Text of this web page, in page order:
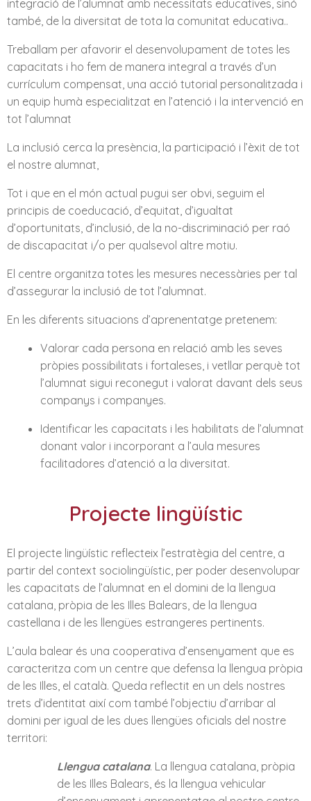
integració de l’alumnat amb necessitats educatives, sinó
també, de la diversitat de tota la comunitat educativa..
Treballam per afavorir el desenvolupament de totes les
capacitats i ho fem de manera integral a través d’un
currículum compensat, una acció tutorial personalitzada i
un equip humà especialitzat en l’atenció i la intervenció en
tot l’alumnat
La inclusió cerca la presència, la participació i l’èxit de tot
el nostre alumnat,
Tot i que en el món actual pugui ser obvi, seguim el
principis de coeducació, d’equitat, d’igualtat
d’oportunitats, d’inclusió, de la no-discriminació per raó
de discapacitat i/o per qualsevol altre motiu.
El centre organitza totes les mesures necessàries per tal
d’assegurar la inclusió de tot l’alumnat.
En les diferents situacions d’aprenentatge pretenem:
Valorar cada persona en relació amb les seves
pròpies possibilitats i fortaleses, i vetllar perquè tot
l’alumnat sigui reconegut i valorat davant dels seus
companys i companyes.
Identificar les capacitats i les habilitats de l’alumnat
donant valor i incorporant a l’aula mesures
facilitadores d’atenció a la diversitat.
Projecte lingüístic
El projecte lingüístic reflecteix l’estratègia del centre, a
partir del context sociolingüístic, per poder desenvolupar
les capacitats de l’alumnat en el domini de la llengua
catalana, pròpia de les Illes Balears, de la llengua
castellana i de les llengües estrangeres pertinents.
L’aula balear és una cooperativa d’ensenyament que es
caracteritza com un centre que defensa la llengua pròpia
de les Illes, el català. Queda reflectit en un dels nostres
trets d’identitat així com també l’objectiu d’arribar al
domini per igual de les dues llengües oficials del nostre
territori:
Llengua catalana. La llengua catalana, pròpia
de les Illes Balears, és la llengua vehicular